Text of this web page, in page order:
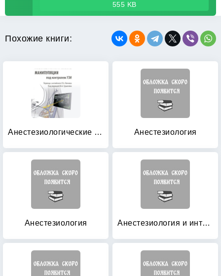
555 KB
Похожие книги:
Анестезиологические манипуляции под контролем УЗИ Анестезиология
Анестезиология Анестезиология и интенсивная терапия детского возраста: Практическое руководство